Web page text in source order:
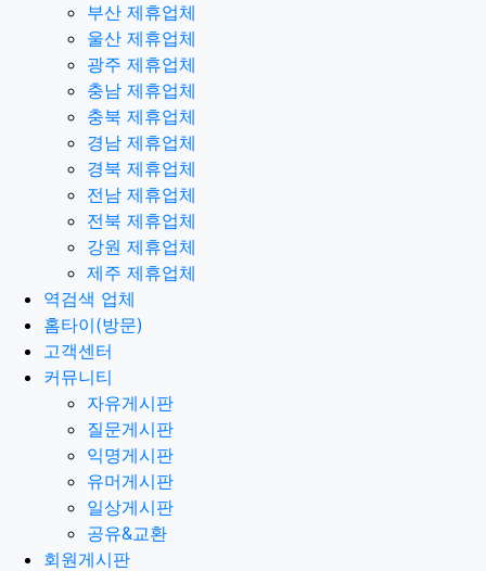
부산 제휴업체
울산 제휴업체
광주 제휴업체
충남 제휴업체
충북 제휴업체
경남 제휴업체
경북 제휴업체
전남 제휴업체
전북 제휴업체
강원 제휴업체
제주 제휴업체
역검색 업체
홈타이(방문)
고객센터
커뮤니티
자유게시판
질문게시판
익명게시판
유머게시판
일상게시판
공유&교환
회원게시판